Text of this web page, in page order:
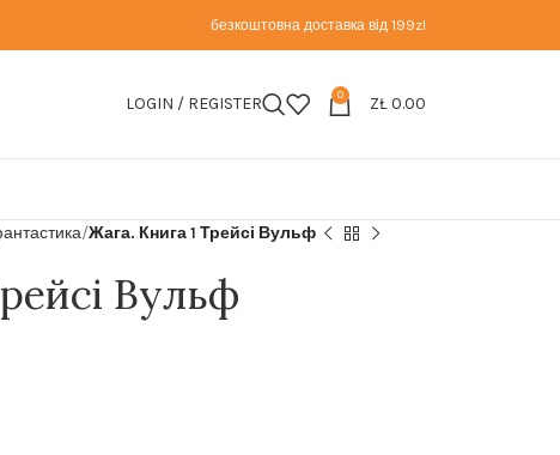
безкоштовна доставка від 199zl
LOGIN / REGISTER 0 ZŁ0.00
Жага. Книга 1 Трейсі Вульф
Вульф